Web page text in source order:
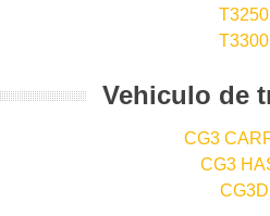
T3250
T3300
Vehi­culo de
CG3
CG3
CG3D